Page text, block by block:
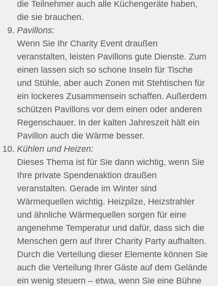
die Teilnehmer auch alle Küchengeräte haben,
die sie brauchen.
Pavillons:
Wenn Sie Ihr Charity Event draußen
veranstalten, leisten Pavillons gute Dienste. Zum
einen lassen sich so schone Inseln für Tische
und Stühle, aber auch Zonen mit Stehtischen für
ein lockeres Zusammensein schaffen. Außerdem
schützen Pavillons vor dem einen oder anderen
Regenschauer. In der kalten Jahreszeit hält ein
Pavillon auch die Wärme besser.
Kühlen und Heizen:
Dieses Thema ist für Sie dann wichtig, wenn Sie
Ihre private Spendenaktion draußen
veranstalten. Gerade im Winter sind
Wärmequellen wichtig. Heizpilze, Heizstrahler
und ähnliche Wärmequellen sorgen für eine
angenehme Temperatur und dafür, dass sich die
Menschen gern auf Ihrer Charity Party aufhalten.
Durch die Verteilung dieser Elemente können Sie
auch die Verteilung Ihrer Gäste auf dem Gelände
ein wenig steuern – etwa, wenn Sie eine Bühne